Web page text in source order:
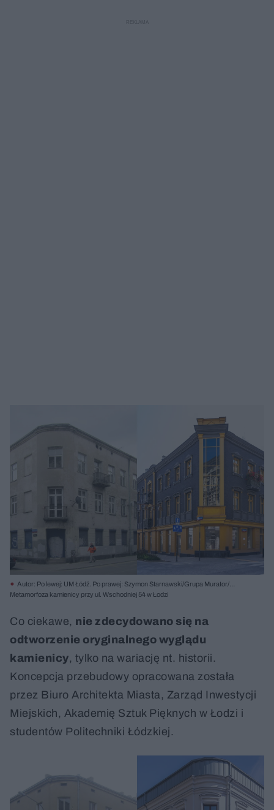
Autor: Po lewej: UM Łódź. Po prawej: Szymon Starnawski/Grupa Murator/
Materiały prasowe
Metamorfoza kamienicy przy ul. Wschodniej 54 w Łodzi
Co ciekawe, nie zdecydowano się na
odtworzenie oryginalnego wyglądu
kamienicy, tylko na wariację nt. historii.
Koncepcja przebudowy opracowana została
przez Biuro Architekta Miasta, Zarząd Inwestycji
Miejskich, Akademię Sztuk Pięknych w Łodzi i
studentów Politechniki Łódzkiej.